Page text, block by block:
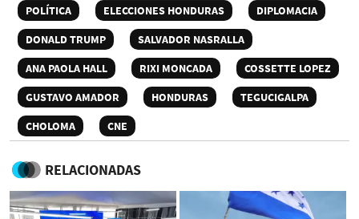
POLÍTICA ELECCIONES HONDURAS
DIPLOMACIA
DONALD TRUMP
SALVADOR NASRALLA
ANA PAOLA HALL
RIXI MONCADA
COSSETTE LOPEZ
GUSTAVO AMADOR
HONDURAS
TEGUCIGALPA
CHOLOMA
CNE
RELACIONADAS